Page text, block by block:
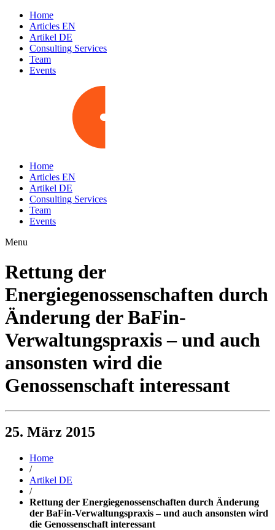
Home
Articles EN
Artikel DE
Consulting Services
Team
Events
Home
Articles EN
Artikel DE
Consulting Services
Team
Events
Menu
Rettung der
Energiegenossenschaften durch
Änderung der BaFin-
Verwaltungspraxis – und auch
ansonsten wird die
Genossenschaft interessant
25. März 2015
Home
/
Artikel DE
/
Rettung der Energiegenossenschaften durch Änderung
der BaFin-Verwaltungspraxis – und auch ansonsten wird
die Genossenschaft interessant